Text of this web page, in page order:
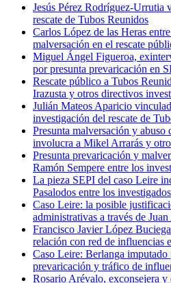
Jesús Pérez Rodríguez-Urrutia
rescate de Tubos Reunidos
Carlos López de las Heras
malversación en el rescate
Miguel Ángel Figueroa,
por presunta prevaricación en
Rescate público a Tubos
Irazusta y otros directivos
Julián Mateos Aparicio
investigación del rescate de
Presunta malversación y
involucra a Mikel Arrarás y
Presunta prevaricación y
Ramón Sempere entre los
La pieza SEPI del caso Leire
Pasalodos entre los investigados
Caso Leire: la posible
administrativas a través de
Francisco Javier López
relación con red de influencias
Caso Leire: Berlanga imputado
prevaricación y tráfico de
Rosario Arévalo, exconsejera